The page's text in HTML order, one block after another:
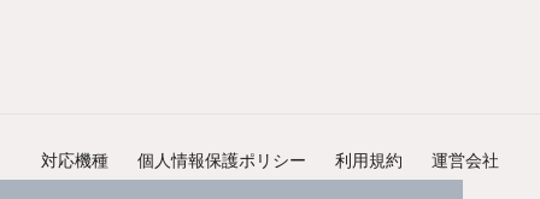
対応機種 個人情報保護ポリシー 利用規約 運営会社